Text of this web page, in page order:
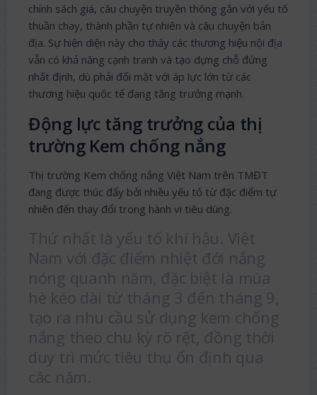
chính sách giá, câu chuyện truyền thông gắn với yếu tố
thuần chay, thành phần tự nhiên và câu chuyện bản
địa. Sự hiện diện này cho thấy các thương hiệu nội địa
vẫn có khả năng cạnh tranh và tạo dựng chỗ đứng
nhất định, dù phải đối mặt với áp lực lớn từ các
thương hiệu quốc tế đang tăng trưởng mạnh.
Động lực tăng trưởng của thị
trường Kem chống nắng
Thị trường Kem chống nắng Việt Nam trên TMĐT
đang được thúc đẩy bởi nhiều yếu tố từ đặc điểm tự
nhiên đến thay đổi trong hành vi tiêu dùng.
Thứ nhất là yếu tố khí hậu. Việt
Nam với đặc điểm nhiệt đới nắng
nóng quanh năm, đặc biệt là mùa
hè kéo dài từ tháng 3 đến tháng 9,
tạo ra nhu cầu sử dụng kem chống
nắng theo chu kỳ rõ rệt, đồng thời
duy trì mức tiêu thụ ổn định qua
các năm.